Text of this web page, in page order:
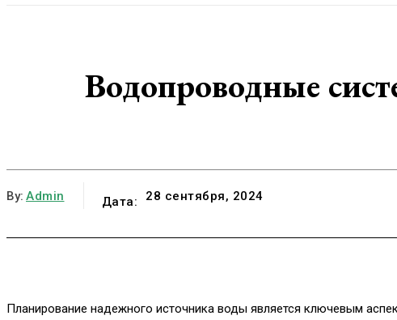
Водопроводные
By: Admin Дата: 28 сентября, 2024
Планирование надежного источника воды является ключевым